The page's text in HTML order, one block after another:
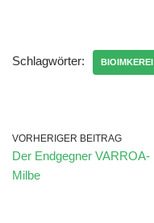
Schlagwörter: BIOIMKEREI
VORHERIGER BEITRAG
Der Endgegner VARROA-
Milbe